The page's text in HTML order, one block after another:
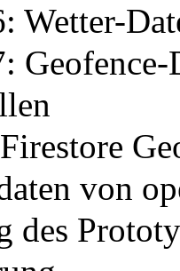
Wetter-
Geofence-
von
des